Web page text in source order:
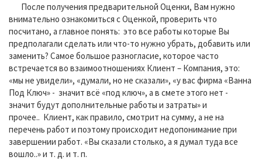
После получения предварительной Оценки, Вам нужно
внимательно ознакомиться с Оценкой, проверить что
посчитано, а главное понять: это все работы которые Вы
предполагали сделать или что-то нужно убрать, добавить или
заменить? Самое большое разногласие, которое часто
встречается во взаимоотношениях Клиент – Компания, это:
«мы не увидели», «думали, но не сказали», «у вас фирма «Ванна
Под Ключ» - значит всё «под ключ», а в смете этого нет -
значит будут дополнительные работы и затраты» и
прочее.. Клиент, как правило, смотрит на сумму, а не на
перечень работ и поэтому происходит недопонимание при
завершении работ. «Вы сказали столько, а я думал туда все
вошло..» и т. д. и т. п.